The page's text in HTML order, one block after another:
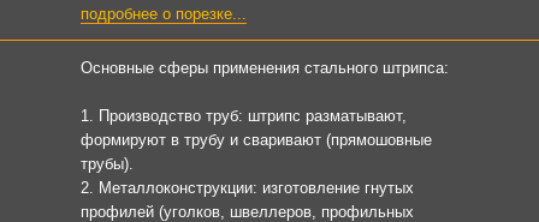
подробнее о порезке...
Основные сферы применения стального штрипса:
1. Производство труб: штрипс разматывают,
формируют в трубу и сваривают (прямошовные
трубы).
2. Металлоконструкции: изготовление гнутых
профилей (уголков, швеллеров, профильных